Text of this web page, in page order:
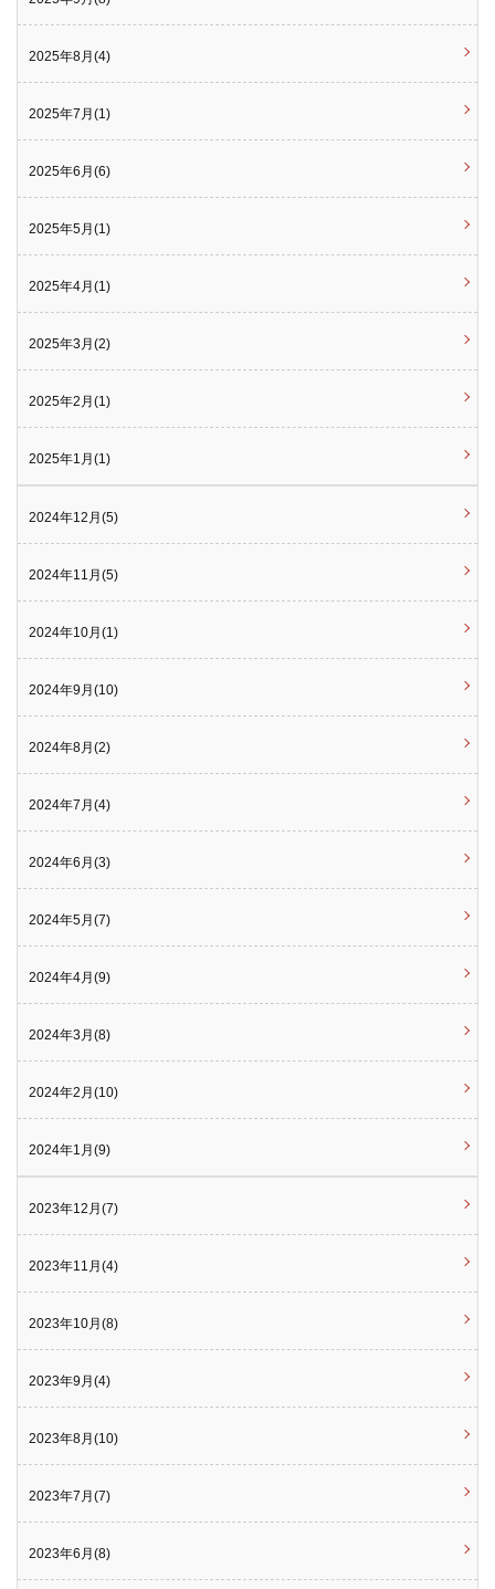
2025年8月(4)
2025年7月(1)
2025年6月(6)
2025年5月(1)
2025年4月(1)
2025年3月(2)
2025年2月(1)
2025年1月(1)
2024年12月(5)
2024年11月(5)
2024年10月(1)
2024年9月(10)
2024年8月(2)
2024年7月(4)
2024年6月(3)
2024年5月(7)
2024年4月(9)
2024年3月(8)
2024年2月(10)
2024年1月(9)
2023年12月(7)
2023年11月(4)
2023年10月(8)
2023年9月(4)
2023年8月(10)
2023年7月(7)
2023年6月(8)